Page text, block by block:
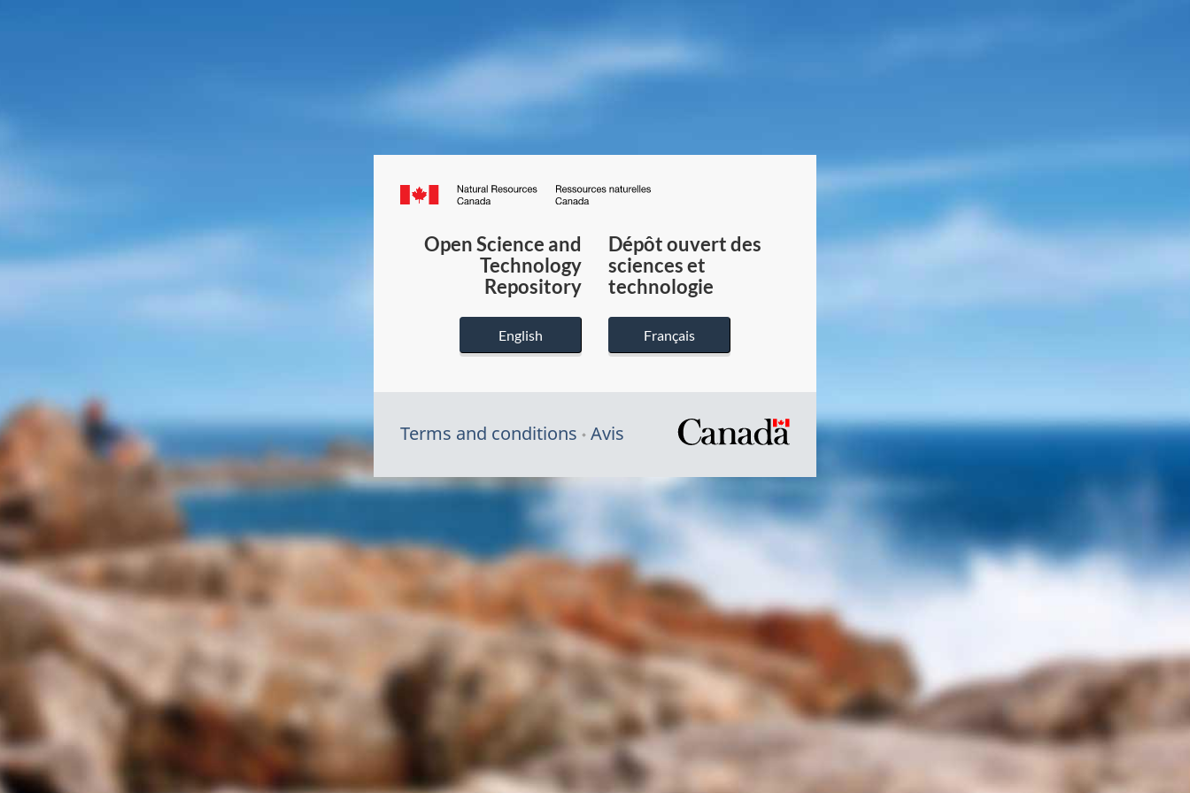
Canada.ca
du
Canada
Open Science and
Technology
Repository
English
Dépôt ouvert des
sciences et
technologie
Français
Terms and conditions Avis
/
gouvernement